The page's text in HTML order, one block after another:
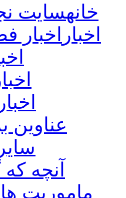
خانهسایت
اخبار اخبار
عناوین
آنچه
ماموریت